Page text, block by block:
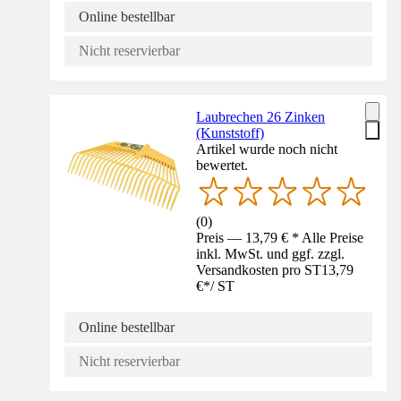
Online bestellbar
Nicht reservierbar
Laubrechen 26 Zinken
(Kunststoff)
Artikel wurde noch nicht
bewertet.
(0)
Preis — 13,79 € * Alle Preise
inkl. MwSt. und ggf. zzgl.
Versandkosten pro ST13,79
€*/ ST
Online bestellbar
Nicht reservierbar